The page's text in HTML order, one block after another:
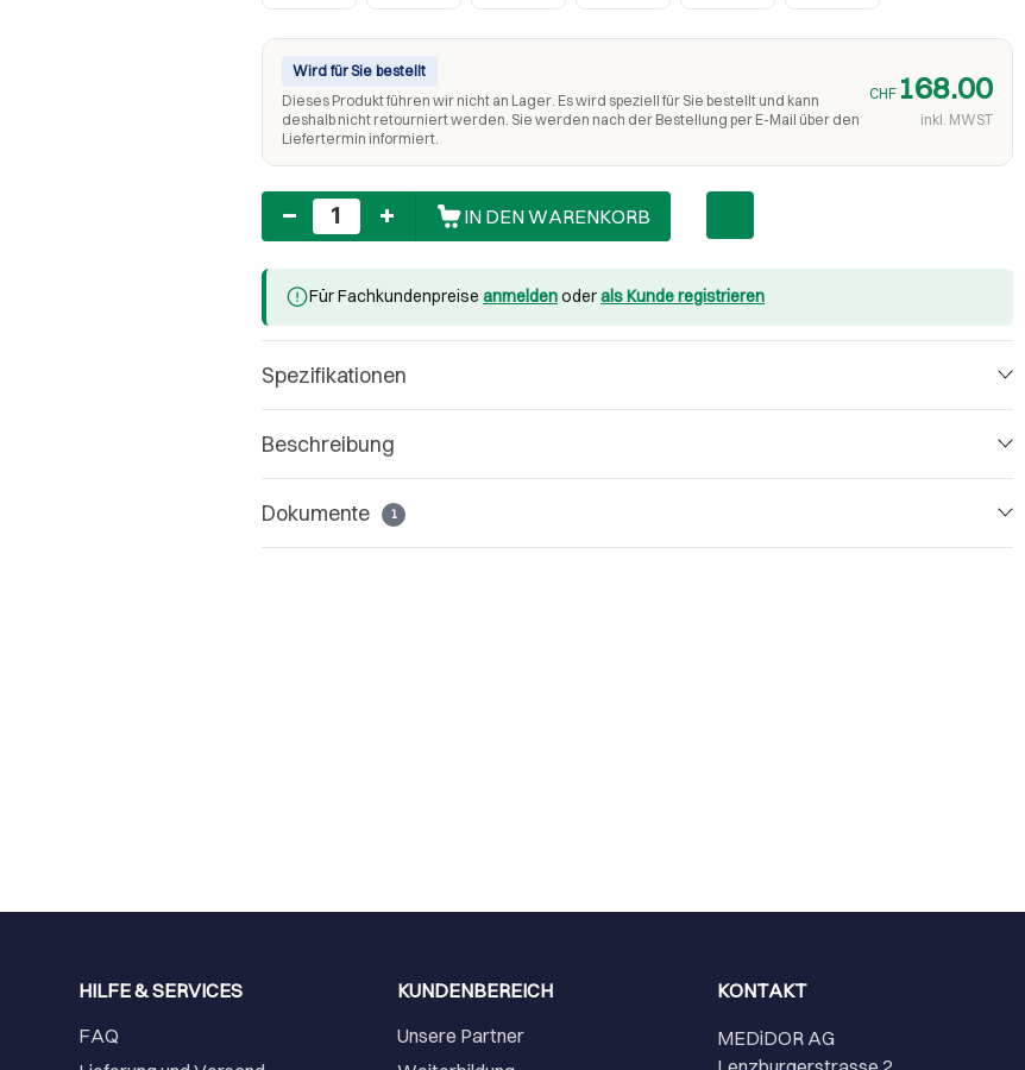
Wird für Sie bestellt
Dieses Produkt führen wir nicht an Lager. Es wird speziell für Sie bestellt und kann
deshalb nicht retourniert werden. Sie werden nach der Bestellung per E-Mail über den
Liefertermin informiert.
CHF 168.00
inkl. MWST
Anzahl
IN DEN WARENKORB
Für Fachkundenpreise anmeldenoderals Kunde registrieren
Spezifikationen
Beschreibung
Dokumente 1
HILFE & SERVICES
FAQ
KUNDENBEREICH
Unsere Partner
KONTAKT
MEDiDOR AG